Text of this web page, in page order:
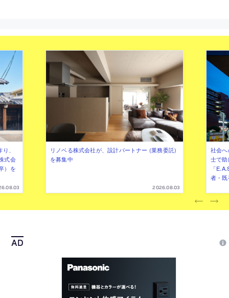
、
式会
）を
リノベる株式会社が、設計パートナー (業務委託)
を募集中
2026.08.03
社会
士で
「
者・